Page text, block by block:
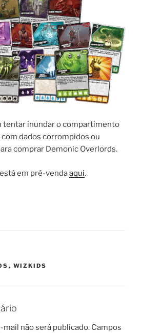
tentar inundar o compartimento
dados corrompidos ou
comprar Demonic Overlords.
em pré-vendaaqui.
, WIZKIDS
mail não será publicado. Campos